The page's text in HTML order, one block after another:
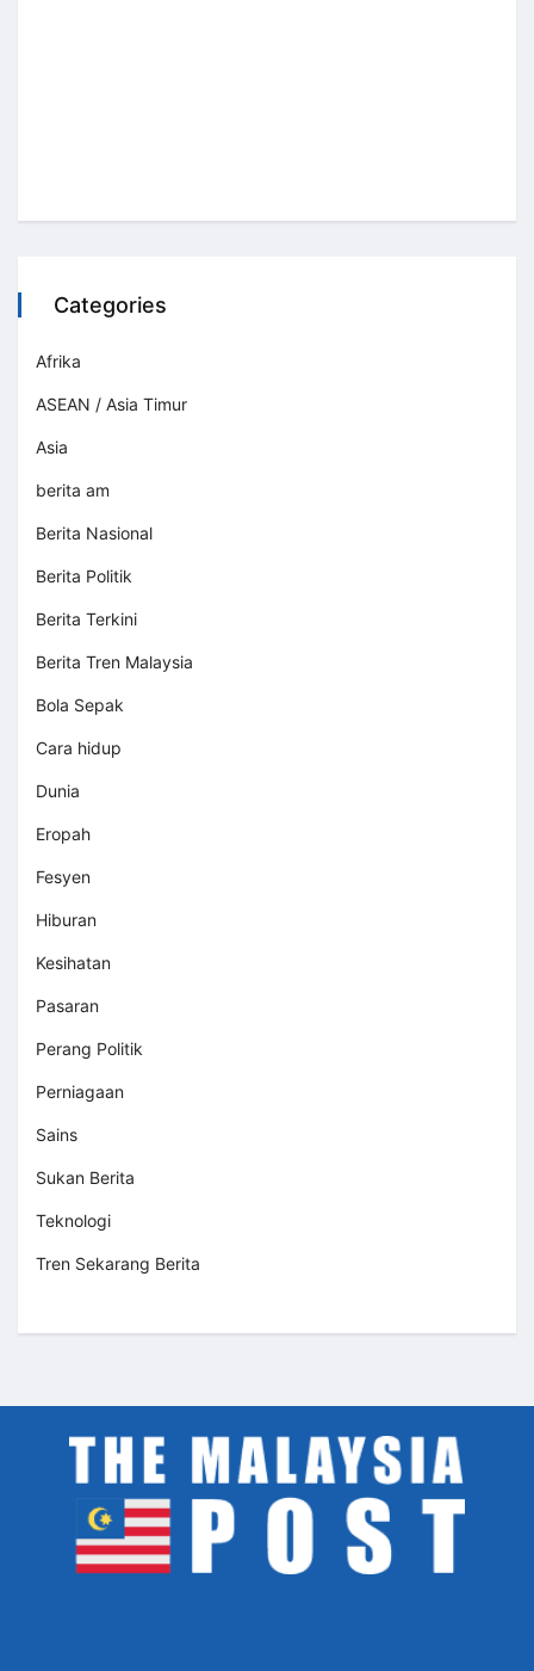
Categories
Afrika
ASEAN / Asia Timur
Asia
berita am
Berita Nasional
Berita Politik
Berita Terkini
Berita Tren Malaysia
Bola Sepak
Cara hidup
Dunia
Eropah
Fesyen
Hiburan
Kesihatan
Pasaran
Perang Politik
Perniagaan
Sains
Sukan Berita
Teknologi
Tren Sekarang Berita